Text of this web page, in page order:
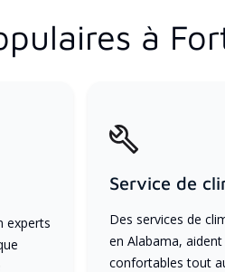
à
experts
Service de
Des services de
en Alabama,
confortables tout